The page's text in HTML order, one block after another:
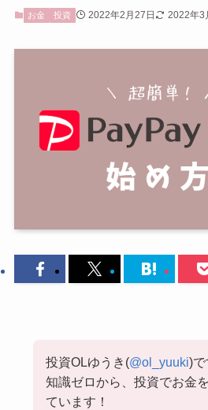
お金 投資 2022年2月27日 2022年3
投資OLゆうき(@ol_yuuki)で
知識ゼロから、投資でお金
ています！